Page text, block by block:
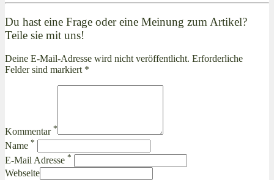
Du hast eine Frage oder eine Meinung zum Artikel?
Teile sie mit uns!
Deine E-Mail-Adresse wird nicht veröffentlicht. Erforderliche
Felder sind markiert *
Kommentar *
Name *
E-Mail Adresse *
Webseite